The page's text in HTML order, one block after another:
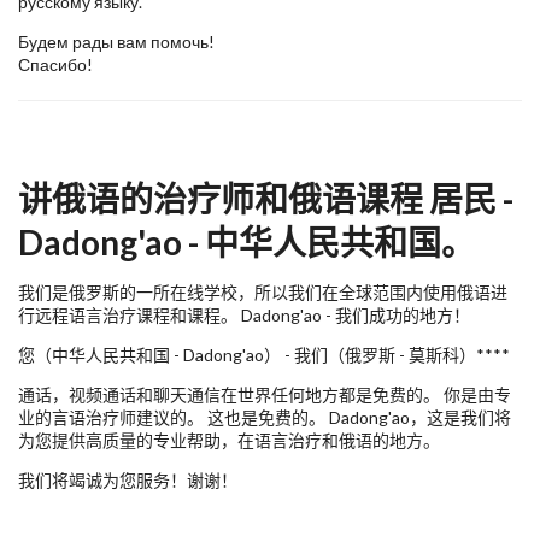
Будем рады вам помочь!
Спасибо!
讲俄语的治疗师和俄语课程 居民 -
Dadong'ao - 中华人民共和国。
我们是俄罗斯的一所在线学校，所以我们在全球范围内使用俄语进
行远程语言治疗课程和课程。 Dadong'ao - 我们成功的地方！
您（中华人民共和国 - Dadong'ao） - 我们（俄罗斯 - 莫斯科）****
通话，视频通话和聊天通信在世界任何地方都是免费的。 你是由专
业的言语治疗师建议的。 这也是免费的。 Dadong'ao，这是我们将
为您提供高质量的专业帮助，在语言治疗和俄语的地方。
我们将竭诚为您服务！谢谢！